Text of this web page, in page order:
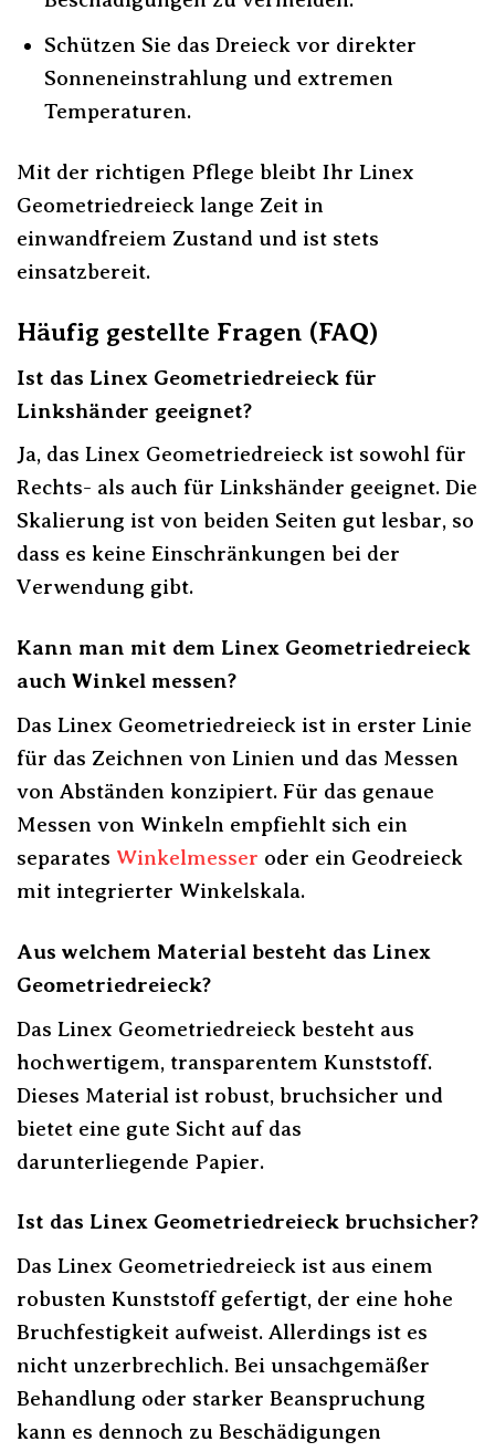
Schützen Sie das Dreieck vor direkter
Sonneneinstrahlung und extremen
Temperaturen.
Mit der richtigen Pflege bleibt Ihr Linex
Geometriedreieck lange Zeit in
einwandfreiem Zustand und ist stets
einsatzbereit.
Häufig gestellte Fragen (FAQ)
Ist das Linex Geometriedreieck für
Linkshänder geeignet?
Ja, das Linex Geometriedreieck ist sowohl für
Rechts- als auch für Linkshänder geeignet. Die
Skalierung ist von beiden Seiten gut lesbar, so
dass es keine Einschränkungen bei der
Verwendung gibt.
Kann man mit dem Linex Geometriedreieck
auch Winkel messen?
Das Linex Geometriedreieck ist in erster Linie
für das Zeichnen von Linien und das Messen
von Abständen konzipiert. Für das genaue
Messen von Winkeln empfiehlt sich ein
separates Winkelmesser oder ein Geodreieck
mit integrierter Winkelskala.
Aus welchem Material besteht das Linex
Geometriedreieck?
Das Linex Geometriedreieck besteht aus
hochwertigem, transparentem Kunststoff.
Dieses Material ist robust, bruchsicher und
bietet eine gute Sicht auf das
darunterliegende Papier.
Ist das Linex Geometriedreieck bruchsicher?
Das Linex Geometriedreieck ist aus einem
robusten Kunststoff gefertigt, der eine hohe
Bruchfestigkeit aufweist. Allerdings ist es
nicht unzerbrechlich. Bei unsachgemäßer
Behandlung oder starker Beanspruchung
kann es dennoch zu Beschädigungen